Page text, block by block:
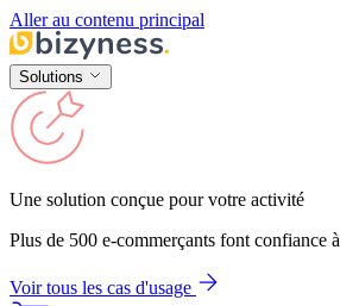
Aller au contenu principal
Solutions
Une solution conçue pour votre activité
Plus de 500 e-commerçants font
Voir tous les cas d'usage